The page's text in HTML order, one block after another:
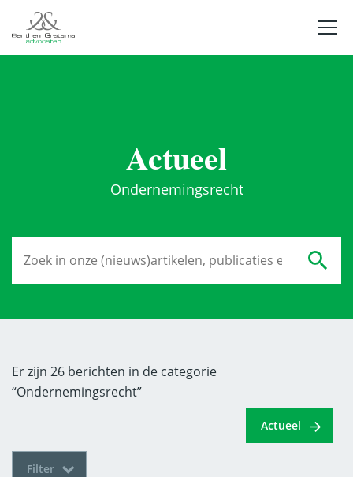
Actueel
Ondernemingsrecht
Er zijn 26 berichten in de categorie
“Ondernemingsrecht”
Actueel
Filter